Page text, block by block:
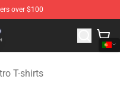
over $100
Merchandise Store
T-shirts